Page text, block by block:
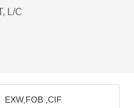
L/C
EXW,FOB ,CIF